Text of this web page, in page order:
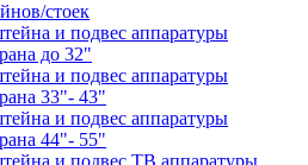
стоек
и подвес аппаратуры
до 32"
и подвес аппаратуры
33"- 43"
и подвес аппаратуры
44"- 55"